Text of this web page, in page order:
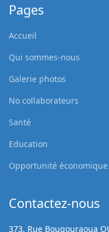
Pages
Accueil
Qui sommes-nous
Galerie photos
No collaborateurs
Santé
Education
Opportunité économique
Contactez-nous
373, Rue Bougouraoua